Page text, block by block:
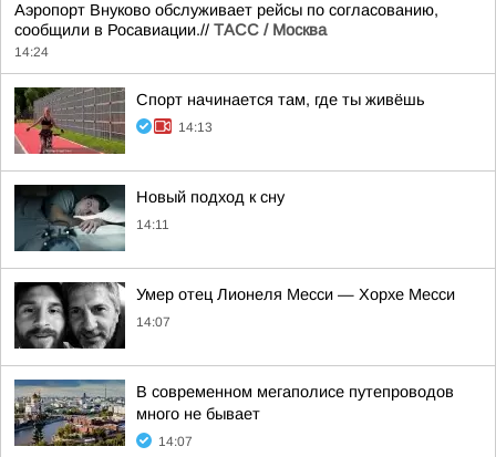
Аэропорт Внуково обслуживает рейсы по согласованию,
сообщили в Росавиации.// ТАСС / Москва
14:24
Спорт начинается там, где ты живёшь
14:13
Новый подход к сну
14:11
Умер отец Лионеля Месси — Хорхе Месси
14:07
В современном мегаполисе путепроводов
много не бывает
14:07